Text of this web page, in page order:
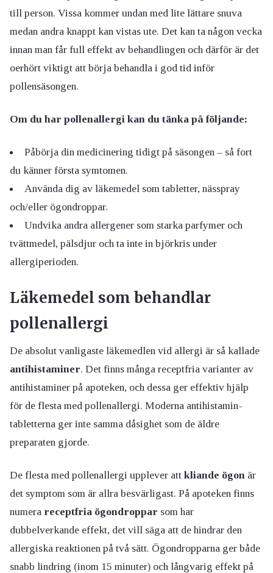
till person. Vissa kommer undan med lite lättare snuva
medan andra knappt kan vistas ute. Det kan ta någon vecka
innan man får full effekt av behandlingen och därför är det
oerhört viktigt att börja behandla i god tid inför
pollensäsongen.
Om du har pollenallergi kan du tänka på följande:
Påbörja din medicinering tidigt på säsongen – så fort
du känner första symtomen.
Använda dig av läkemedel som tabletter, nässpray
och/eller ögondroppar.
Undvika andra allergener som starka parfymer och
tvättmedel, pälsdjur och ta inte in björkris under
allergiperioden.
Läkemedel som behandlar
pollenallergi
De absolut vanligaste läkemedlen vid allergi är så kallade
antihistaminer. Det finns många receptfria varianter av
antihistaminer på apoteken, och dessa ger effektiv hjälp
för de flesta med pollenallergi. Moderna antihistamin-
tabletterna ger inte samma dåsighet som de äldre
preparaten gjorde.
De flesta med pollenallergi upplever att kliande ögon är
det symptom som är allra besvärligast. På apoteken finns
numera receptfria ögondroppar som har
dubbelverkande effekt, det vill säga att de hindrar den
allergiska reaktionen på två sätt. Ögondropparna ger både
snabb lindring (inom 15 minuter) och långvarig effekt på